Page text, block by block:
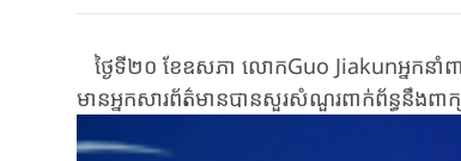
ថ្ងៃទី​២០ ខែឧសភា ​លោក​Guo Jiakun​អ្នកនាំព
មាន​អ្នក​សារព័ត៌មាន​បាន​សួរ​សំណួរ​ពាក់​ព័ន្ធ​នឹង​ព